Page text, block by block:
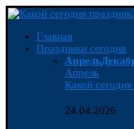
Главная
Праздники сегодня
Апрель
Апрель
Какой
24.04.2026